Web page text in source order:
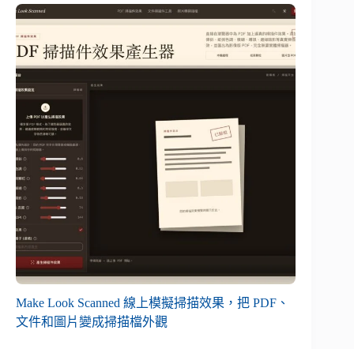
Make Look Scanned 線上模擬掃描效果，把 PDF、
文件和圖片變成掃描檔外觀